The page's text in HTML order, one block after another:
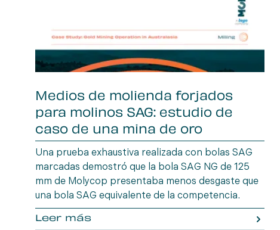
Medios de molienda forjados
para molinos SAG: estudio de
caso de una mina de oro
Australiana
Una prueba exhaustiva realizada con bolas SAG
marcadas demostró que la bola SAG NG de 125
mm de Molycop presentaba menos desgaste que
una bola SAG equivalente de la competencia.
Leer más